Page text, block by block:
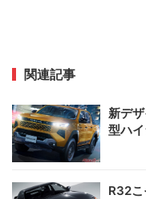
関連記事
新デ
型ハ
R32